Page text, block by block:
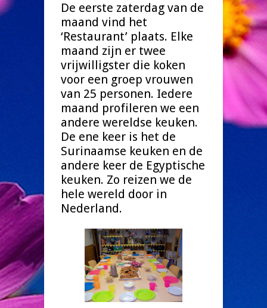
De eerste zaterdag van de
maand vind het
‘Restaurant’ plaats. Elke
maand zijn er twee
vrijwilligster die koken
voor een groep vrouwen
van 25 personen. Iedere
maand profileren we een
andere wereldse keuken.
De ene keer is het de
Surinaamse keuken en de
andere keer de Egyptische
keuken. Zo reizen we de
hele wereld door in
Nederland.